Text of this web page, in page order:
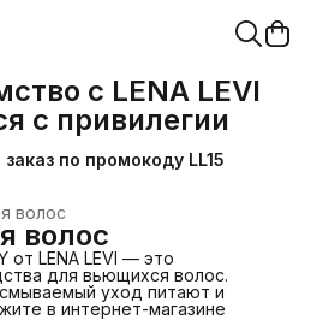
с LENA LEVI
с привилегии
по промокоду LL15
волос
волос
от LENA LEVI — это
для вьющихся волос.
уход питают и
в интернет-магазине